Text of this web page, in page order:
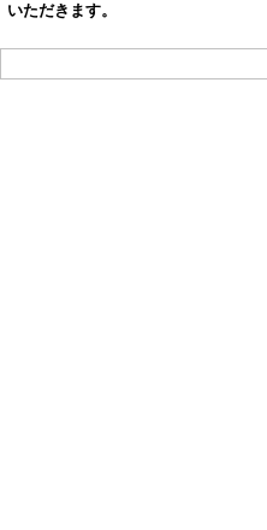
いただきます。